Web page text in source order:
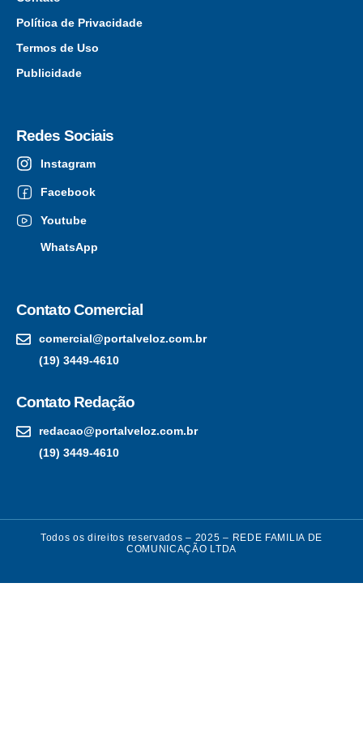
Política de Privacidade
Termos de Uso
Publicidade
Redes Sociais
Instagram
Facebook
Youtube
WhatsApp
Contato Comercial
comercial@portalveloz.com.br
(19) 3449-4610
Contato Redação
redacao@portalveloz.com.br
(19) 3449-4610
Todos os direitos reservados – 2025 – REDE FAMILIA DE
COMUNICAÇÃO LTDA